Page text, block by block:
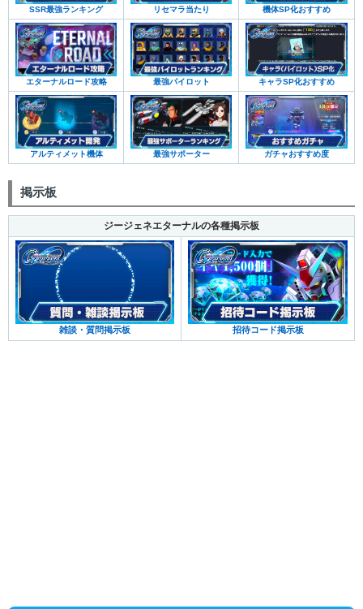
SSR最強ランキング リセマラ当たり 機体SP化おすすめ
エターナルロード攻略 最強パイロット キャラSP化おすすめ
アルティメット機体 最強サポーター ガチャおすすめ度
掲示板
ジージェネエターナルの各種掲示板
雑談・質問掲示板 招待コード掲示板